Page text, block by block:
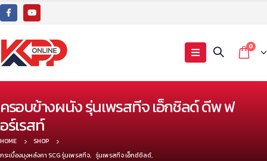
0
ครอบข้างผนัง รุ่นเพรสทีจ เอ็กชิลด์ ดีพ ฟ
อร์เรสท์
HOME
SHOP
กระเบื้องมุงหลังคา SCG รุ่นเพรสทีจ, รุ่นเพรสทีจ เอ็กซ์ชิลด์,